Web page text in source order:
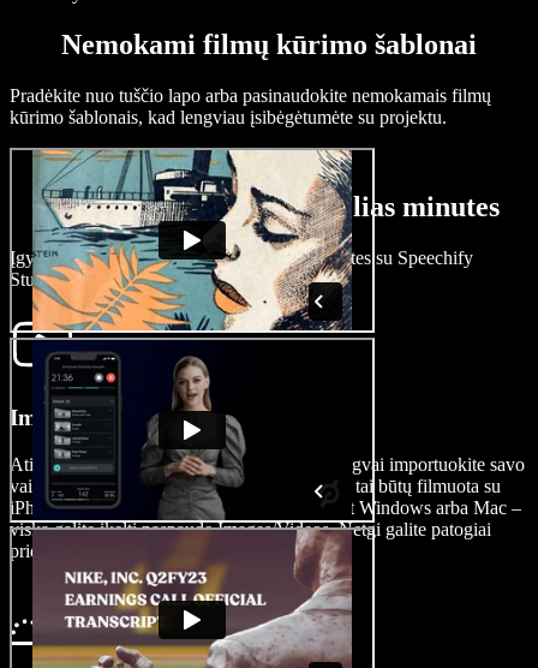
Nemokami filmų kūrimo šablonai
Pradėkite nuo tuščio lapo arba pasinaudokite nemokamais filmų
kūrimo šablonais, kad lengviau įsibėgėtumėte su projektu.
Kaip sukurti filmą per kelias minutes
Įgyvendinkite savo viziją vos per kelias minutes su Speechify
Studio.
Importuokite savo vaizdo įrašą
Atidarykite naują vaizdo projekto langą ir lengvai importuokite savo
vaizdo klipus, garso efektus ar nuotraukas: ar tai būtų filmuota su
iPhone, Android, ar kompiuteriu su Microsoft Windows arba Mac –
viską galite įkelti paspaudę Images/Videos. Netgi galite patogiai
pridėti savo internetinės kameros vaizdą.